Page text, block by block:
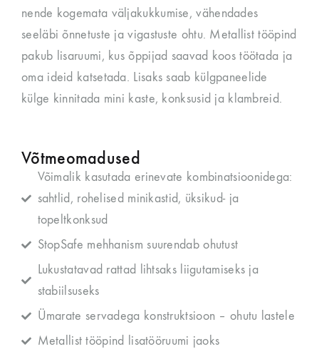
nende kogemata väljakukkumise, vähendades
seeläbi õnnetuste ja vigastuste ohtu. Metallist tööpind
pakub lisaruumi, kus õppijad saavad koos töötada ja
oma ideid katsetada. Lisaks saab külgpaneelide
külge kinnitada mini kaste, konksusid ja klambreid.
Võtmeomadused
Võimalik kasutada erinevate kombinatsioonidega:
sahtlid, rohelised minikastid, üksikud- ja
topeltkonksud
StopSafe mehhanism suurendab ohutust
Lukustatavad rattad lihtsaks liigutamiseks ja
stabiilsuseks
Ümarate servadega konstruktsioon – ohutu lastele
Metallist tööpind lisatööruumi jaoks